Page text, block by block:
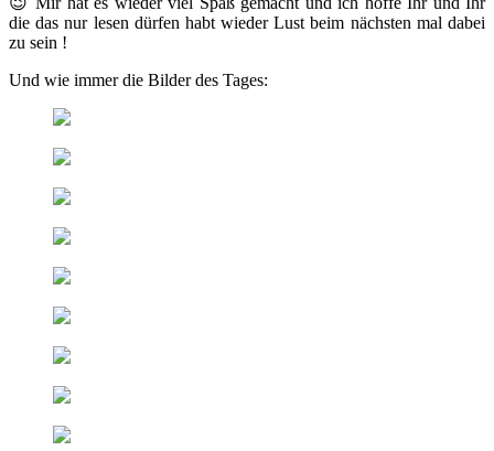
die das nur lesen dürfen habt wieder Lust beim nächsten mal dabei
zu sein !
Und wie immer die Bilder des Tages: